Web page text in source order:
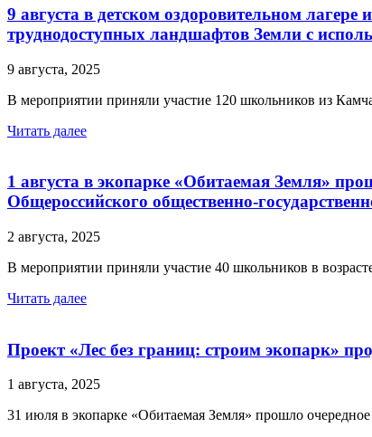
9 августа в детском оздоровительном
труднодоступных ландшафтов Земли с
9 августа, 2025
В мероприятии приняли участие 120 школьников из
Читать далее
1 августа в экопарке «Обитаемая Земля»
Общероссийского общественно-
2 августа, 2025
В мероприятии приняли участие 40 школьников в
Читать далее
Проект «Лес без границ: строим экопарк»
1 августа, 2025
31 июля в экопарке «Обитаемая Земля» прошло